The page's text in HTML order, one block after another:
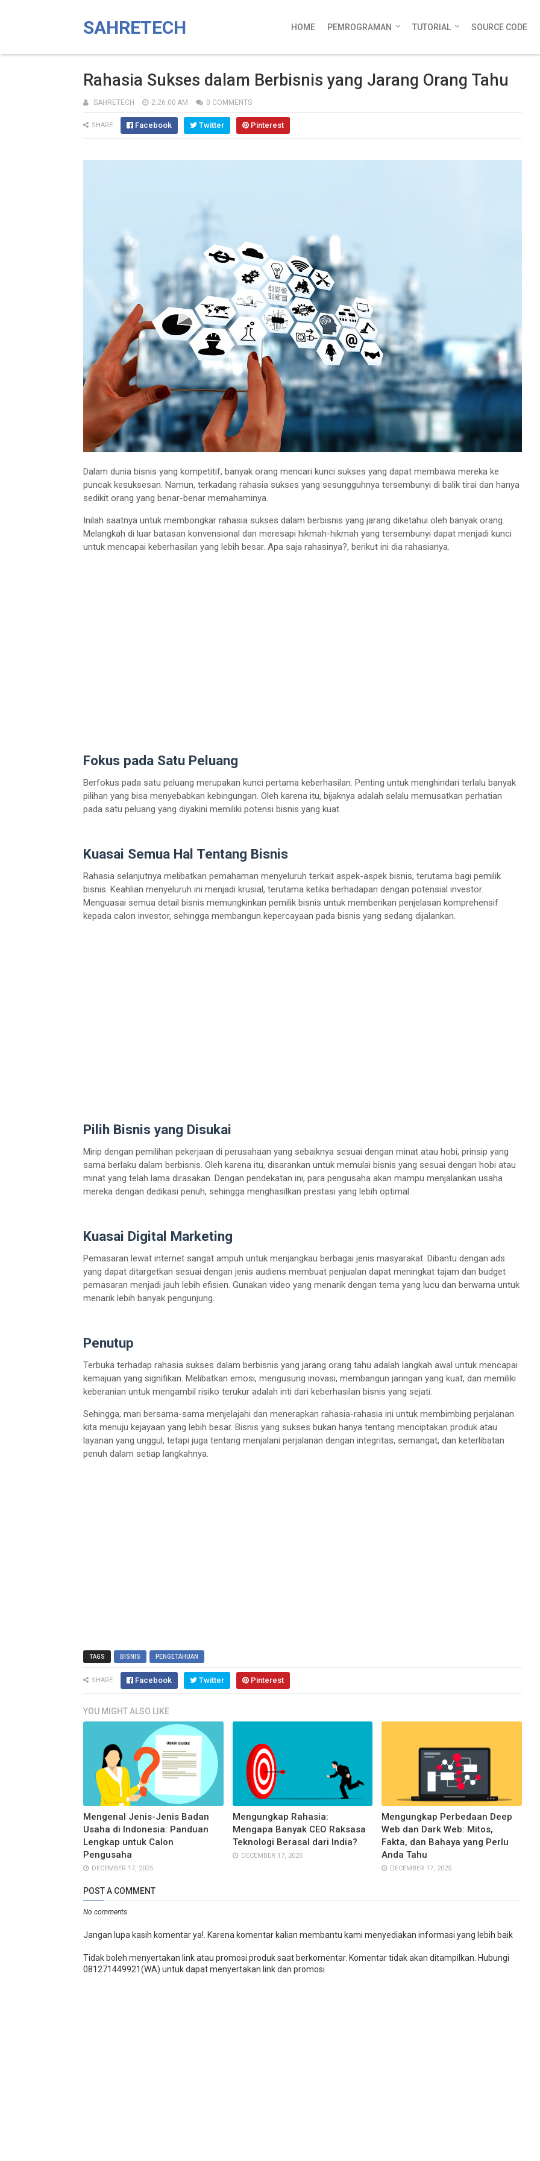
SAHRETECH HOME PEMROGRAMAN TUTORIAL SOURCE CODE
Rahasia Sukses dalam Berbisnis yang Jarang Orang Tahu
SAHRETECH 2:26:00 AM 0 COMMENTS
SHARE: Facebook Twitter Pinterest
Dalam dunia bisnis yang kompetitif, banyak orang mencari kunci sukses yang dapat membawa mereka ke
puncak kesuksesan. Namun, terkadang rahasia sukses yang sesungguhnya tersembunyi di balik tirai dan hanya
sedikit orang yang benar-benar memahaminya.
Inilah saatnya untuk membongkar rahasia sukses dalam berbisnis yang jarang diketahui oleh banyak orang.
Melangkah di luar batasan konvensional dan meresapi hikmah-hikmah yang tersembunyi dapat menjadi kunci
untuk mencapai keberhasilan yang lebih besar. Apa saja rahasinya?, berikut ini dia rahasianya.
Fokus pada Satu Peluang
Berfokus pada satu peluang merupakan kunci pertama keberhasilan. Penting untuk menghindari terlalu banyak
pilihan yang bisa menyebabkan kebingungan. Oleh karena itu, bijaknya adalah selalu memusatkan perhatian
pada satu peluang yang diyakini memiliki potensi bisnis yang kuat.
Kuasai Semua Hal Tentang Bisnis
Rahasia selanjutnya melibatkan pemahaman menyeluruh terkait aspek-aspek bisnis, terutama bagi pemilik
bisnis. Keahlian menyeluruh ini menjadi krusial, terutama ketika berhadapan dengan potensial investor.
Menguasai semua detail bisnis memungkinkan pemilik bisnis untuk memberikan penjelasan komprehensif
kepada calon investor, sehingga membangun kepercayaan pada bisnis yang sedang dijalankan.
Pilih Bisnis yang Disukai
Mirip dengan pemilihan pekerjaan di perusahaan yang sebaiknya sesuai dengan minat atau hobi, prinsip yang
sama berlaku dalam berbisnis. Oleh karena itu, disarankan untuk memulai bisnis yang sesuai dengan hobi atau
minat yang telah lama dirasakan. Dengan pendekatan ini, para pengusaha akan mampu menjalankan usaha
mereka dengan dedikasi penuh, sehingga menghasilkan prestasi yang lebih optimal.
Kuasai Digital Marketing
Pemasaran lewat internet sangat ampuh untuk menjangkau berbagai jenis masyarakat. Dibantu dengan ads
yang dapat ditargetkan sesuai dengan jenis audiens membuat penjualan dapat meningkat tajam dan budget
pemasaran menjadi jauh lebih efisien. Gunakan video yang menarik dengan tema yang lucu dan berwarna untuk
menarik lebih banyak pengunjung.
Penutup
Terbuka terhadap rahasia sukses dalam berbisnis yang jarang orang tahu adalah langkah awal untuk mencapai
kemajuan yang signifikan. Melibatkan emosi, mengusung inovasi, membangun jaringan yang kuat, dan memiliki
keberanian untuk mengambil risiko terukur adalah inti dari keberhasilan bisnis yang sejati.
Sehingga, mari bersama-sama menjelajahi dan menerapkan rahasia-rahasia ini untuk membimbing perjalanan
kita menuju kejayaan yang lebih besar. Bisnis yang sukses bukan hanya tentang menciptakan produk atau
layanan yang unggul, tetapi juga tentang menjalani perjalanan dengan integritas, semangat, dan keterlibatan
penuh dalam setiap langkahnya.
TAGS BISNIS PENGETAHUAN
SHARE: Facebook Twitter Pinterest
YOU MIGHT ALSO LIKE
Mengenal Jenis-Jenis Badan
Usaha di Indonesia: Panduan
Lengkap untuk Calon
Pengusaha
DECEMBER 17, 2025
Mengungkap Rahasia:
Mengapa Banyak CEO Raksasa
Teknologi Berasal dari India?
DECEMBER 17, 2025
Mengungkap Perbedaan Deep
Web dan Dark Web: Mitos,
Fakta, dan Bahaya yang Perlu
Anda Tahu
DECEMBER 17, 2025
POST A COMMENT
No comments
Jangan lupa kasih komentar ya!. Karena komentar kalian membantu kami menyediakan informasi yang lebih baik
Tidak boleh menyertakan link atau promosi produk saat berkomentar. Komentar tidak akan ditampilkan. Hubungi
081271449921(WA) untuk dapat menyertakan link dan promosi